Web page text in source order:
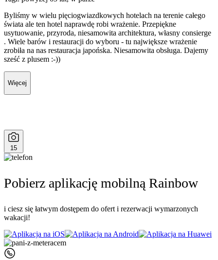
Byliśmy w wielu pięciogwiazdkowych hotelach na terenie całego
świata ale ten hotel naprawdę robi wrażenie. Przepiękne
usytuowanie, przyroda, niesamowita architektura, własny consierge
. Wiele barów i restauracji do wyboru - tu największe wrażenie
zrobiła na nas restauracja japońska. Niesamowita obsługa. Dajemy
sześć z plusem :-))
Więcej
15
Pobierz aplikację mobilną Rainbow
i ciesz się łatwym dostępem do ofert i rezerwacji wymarzonych
wakacji!